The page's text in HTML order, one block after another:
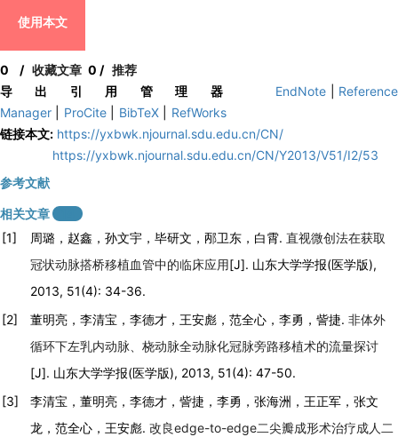
使用本文
0 / 收藏文章 0 /推荐
导出引用管理器
EndNote
Reference
Manager
ProCite BibTeX
RefWorks
链接本文: https://yxbwk.njournal.sdu.edu.cn/CN/
https://yxbwk.njournal.sdu.edu.cn/CN/Y2013/V51/I2/53
参考文献
相关文章
[1]
周璐，赵鑫，孙文宇，毕研文，邴卫东，白霄. 直视微创法在获取
冠状动脉搭桥移植血管中的临床应用[J]. 山东大学学报(医学版),
2013, 51(4): 34-36.
[2]
董明亮，李清宝，李德才，王安彪，范全心，李勇，訾捷. 非体外
循环下左乳内动脉、桡动脉全动脉化冠脉旁路移植术的流量探讨
[J]. 山东大学学报(医学版), 2013, 51(4): 47-50.
[3]
李清宝，董明亮，李德才，訾捷，李勇，张海洲，王正军，张文
龙，范全心，王安彪. 改良edge-to-edge二尖瓣成形术治疗成人二